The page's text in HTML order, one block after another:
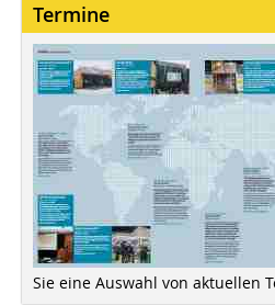
Termine
Sie eine Auswahl von aktuellen